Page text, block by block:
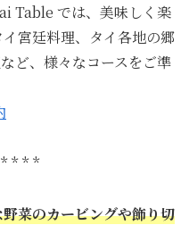
Table では、美味しく楽
宮廷料理、タイ各地の郷
ど、様々なコースをご準
* * *
菜のカービングや飾り切